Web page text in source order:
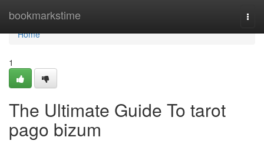
bookmarkstime
Home
Home
1
The Ultimate Guide To tarot
pago bizum